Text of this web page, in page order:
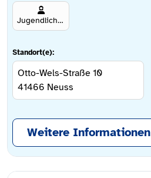
Jugendliche ab 12 Jahren
Standort(e):
Otto-Wels-Straße 10
41466 Neuss
Weitere Informationen